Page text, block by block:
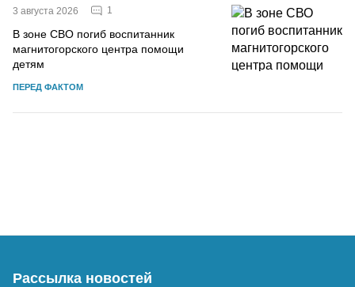
3 августа 2026 1
В зоне СВО погиб воспитанник
магнитогорского центра помощи
детям
ПЕРЕД ФАКТОМ
Рассылка новостей